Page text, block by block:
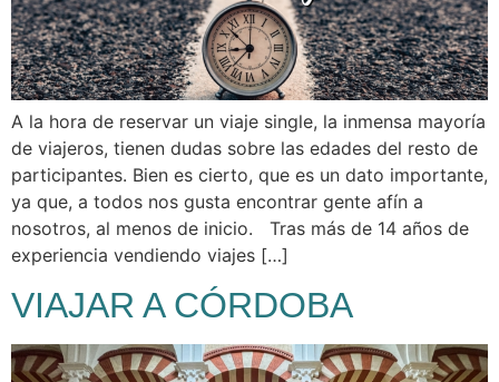
A la hora de reservar un viaje single, la inmensa mayoría
de viajeros, tienen dudas sobre las edades del resto de
participantes. Bien es cierto, que es un dato importante,
ya que, a todos nos gusta encontrar gente afín a
nosotros, al menos de inicio. Tras más de 14 años de
experiencia vendiendo viajes […]
VIAJAR A CÓRDOBA